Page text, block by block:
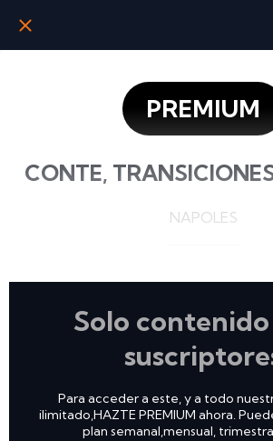
PREMIUM
CONTE,
NAPOLES
Solo
Para acceder a este, y a todo
ilimitado,HAZTE PREMIUM ahora.
plan semanal,mensual,